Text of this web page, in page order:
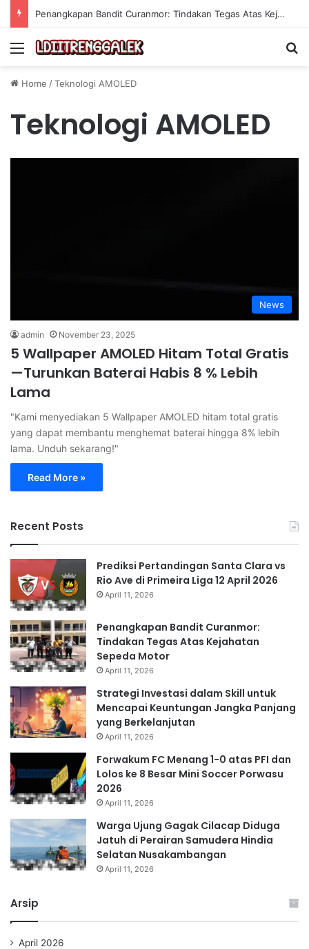
Penangkapan Bandit Curanmor: Tindakan Tegas Atas Kejahatan Sepeda Motor
Menu
Home /Teknologi AMOLED
Teknologi AMOLED
News
admin November 23, 2025
5 Wallpaper AMOLED Hitam Total Gratis
—Turunkan Baterai Habis 8 % Lebih
Lama
"Kami menyediakan 5 Wallpaper AMOLED hitam total gratis
yang dapat membantu menghemat baterai hingga 8% lebih
lama. Unduh sekarang!"
Read More »
Recent Posts
Prediksi Pertandingan Santa Clara vs
Rio Ave di Primeira Liga 12 April 2026
April 11, 2026
Penangkapan Bandit Curanmor:
Tindakan Tegas Atas Kejahatan
Sepeda Motor
April 11, 2026
Strategi Investasi dalam Skill untuk
Mencapai Keuntungan Jangka Panjang
yang Berkelanjutan
April 11, 2026
Forwakum FC Menang 1-0 atas PFI dan
Lolos ke 8 Besar Mini Soccer Porwasu
2026
April 11, 2026
Warga Ujung Gagak Cilacap Diduga
Jatuh di Perairan Samudera Hindia
Selatan Nusakambangan
April 11, 2026
Arsip
April 2026